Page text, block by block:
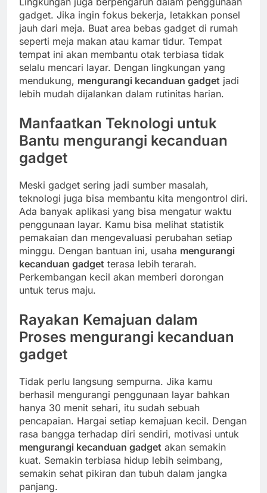
gadget. Jika ingin fokus bekerja, letakkan ponsel
jauh dari meja. Buat area bebas gadget di rumah
seperti meja makan atau kamar tidur. Tempat
tempat ini akan membantu otak terbiasa tidak
selalu mencari layar. Dengan lingkungan yang
mendukung, mengurangi kecanduan gadget jadi
lebih mudah dijalankan dalam rutinitas harian.
Manfaatkan Teknologi untuk
Bantu mengurangi kecanduan
gadget
Meski gadget sering jadi sumber masalah,
teknologi juga bisa membantu kita mengontrol diri.
Ada banyak aplikasi yang bisa mengatur waktu
penggunaan layar. Kamu bisa melihat statistik
pemakaian dan mengevaluasi perubahan setiap
minggu. Dengan bantuan ini, usaha mengurangi
kecanduan gadget terasa lebih terarah.
Perkembangan kecil akan memberi dorongan
untuk terus maju.
Rayakan Kemajuan dalam
Proses mengurangi kecanduan
gadget
Tidak perlu langsung sempurna. Jika kamu
berhasil mengurangi penggunaan layar bahkan
hanya 30 menit sehari, itu sudah sebuah
pencapaian. Hargai setiap kemajuan kecil. Dengan
rasa bangga terhadap diri sendiri, motivasi untuk
mengurangi kecanduan gadget akan semakin
kuat. Semakin terbiasa hidup lebih seimbang,
semakin sehat pikiran dan tubuh dalam jangka
panjang.